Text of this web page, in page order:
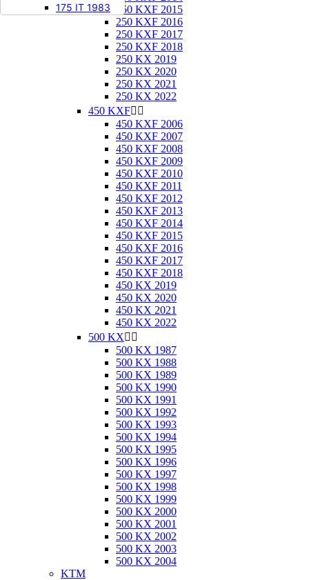
175 IT 1983
250 KXF 2015
250 KXF 2016
250 KXF 2017
250 KXF 2018
250 KX 2019
250 KX 2020
250 KX 2021
250 KX 2022
450 KXF 
450 KXF 2006
450 KXF 2007
450 KXF 2008
450 KXF 2009
450 KXF 2010
450 KXF 2011
450 KXF 2012
450 KXF 2013
450 KXF 2014
450 KXF 2015
450 KXF 2016
450 KXF 2017
450 KXF 2018
450 KX 2019
450 KX 2020
450 KX 2021
450 KX 2022
500 KX 
500 KX 1987
500 KX 1988
500 KX 1989
500 KX 1990
500 KX 1991
500 KX 1992
500 KX 1993
500 KX 1994
500 KX 1995
500 KX 1996
500 KX 1997
500 KX 1998
500 KX 1999
500 KX 2000
500 KX 2001
500 KX 2002
500 KX 2003
500 KX 2004
KTM